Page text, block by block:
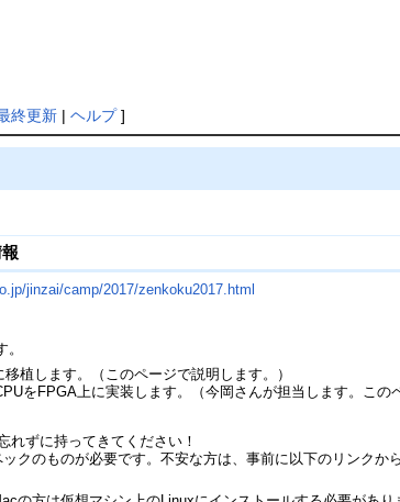
終更新| ヘルプ]
jinzai/camp/2017/zenkoku2017.html
植します。（このページで説明します。）
をFPGA上に実装します。（今岡さんが担当します。この
れずに持ってきてください！
クのものが必要です。不安な方は、事前に以下のリンクか